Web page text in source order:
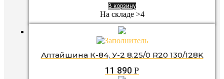
В корзину
На складе >4
Алтайшина К-84, У-2 8.25/0 R20 130/128K
11 890 Р